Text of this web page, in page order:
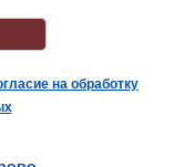
на обработку